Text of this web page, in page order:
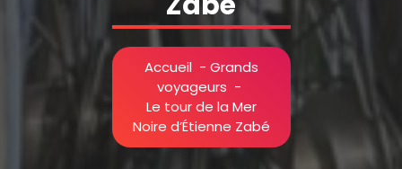
Accueil- Grands
voyageurs -
Le tour de la Mer
Noire d’Étienne Zabé